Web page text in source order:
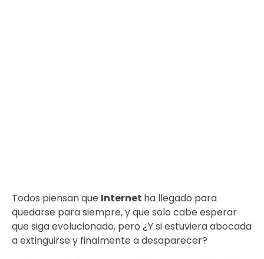
Todos piensan que Internet ha llegado para
quedarse para siempre, y que solo cabe esperar
que siga evolucionado, pero ¿Y si estuviera abocada
a extinguirse y finalmente a desaparecer?